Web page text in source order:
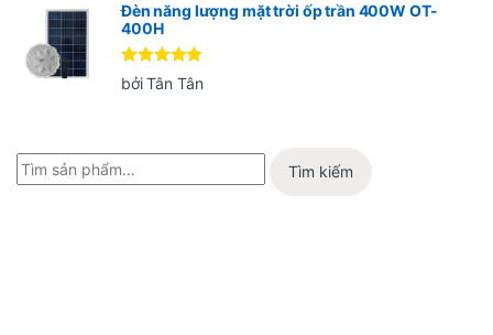
Đèn năng lượng mặt trời ốp trần 400W OT-
400H
Được xếp
hạng 55
bởi Tân Tân
Tìm kiếm